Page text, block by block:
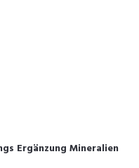
Ergänzung Mineralien